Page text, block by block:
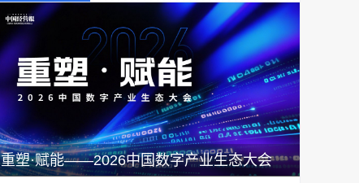
重塑·赋能——2026中国数字产业生态大会